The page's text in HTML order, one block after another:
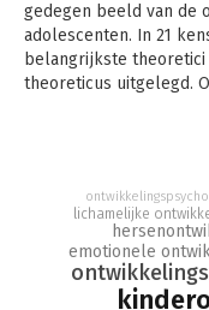
gedegen beeld van de
adolescenten. In 21
belangrijkste
theoreticus uitgelegd.
‘We moeten onze
zo snel, we weten niet
kunnen gebruiken.’
Martine Delfos alle
aandachtspunten.
emotionele
lichamelijke